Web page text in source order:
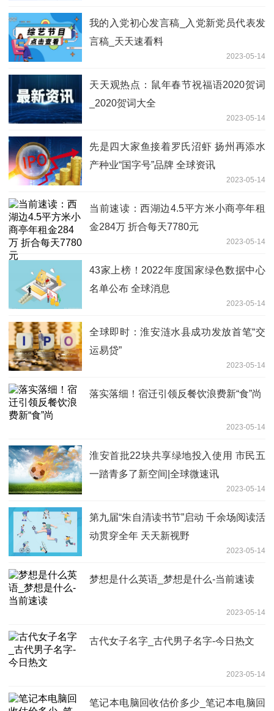
我的入党初心发言稿_入党新党员代表发
言稿_天天速看料
2023-05-14
天天观热点：鼠年春节祝福语2020贺词
_2020贺词大全
2023-05-14
先是四大家鱼接着罗氏沼虾 扬州再添水
产种业“国字号”品牌 全球资讯
2023-05-14
当前速读：西湖边4.5平方米小商亭年租
金284万 折合每天7780元
2023-05-14
43家上榜！2022年度国家绿色数据中心
名单公布 全球消息
2023-05-14
全球即时：淮安涟水县成功发放首笔“交
运易贷”
2023-05-14
落实落细！宿迁引领反餐饮浪费新“食”尚
2023-05-14
淮安首批22块共享绿地投入使用 市民五
一踏青多了新空间|全球微速讯
2023-05-14
第九届“朱自清读书节”启动 千余场阅读活
动贯穿全年 天天新视野
2023-05-14
梦想是什么英语_梦想是什么-当前速读
2023-05-14
古代女子名字_古代男子名字-今日热文
2023-05-14
笔记本电脑回收估价多少_笔记本电脑回